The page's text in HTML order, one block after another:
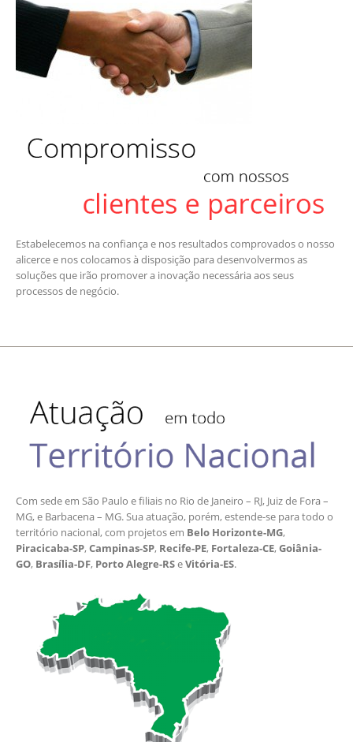
Estabelecemos na confiança e nos resultados comprovados o nosso
alicerce e nos colocamos à disposição para desenvolvermos as
soluções que irão promover a inovação necessária aos seus
processos de negócio.
Com sede em São Paulo e filiais no Rio de Janeiro – RJ, Juiz de Fora –
MG, e Barbacena – MG. Sua atuação, porém, estende-se para todo o
território nacional, com projetos em Belo Horizonte-MG,
Piracicaba-SP,Campinas-SP, Recife-PE, Fortaleza-CE,Goiânia-
GO, Brasília-DF, Porto Alegre-RSeVitória-ES.